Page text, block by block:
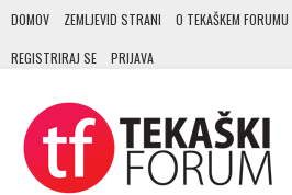
DOMOV ZEMLJEVID STRANI O TEKAŠKEM FORUMU
REGISTRIRAJ SE PRIJAVA